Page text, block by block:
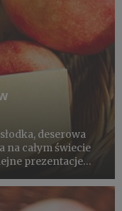
deserowa
na całym świecie
prezentacje
Przykładem